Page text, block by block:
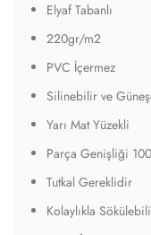
Elyaf Tabanlı
220gr/m2
PVC İçermez
Silinebilir ve
Yarı Mat Yüzekli
Parça Genişliği
Tutkal Gereklidir
Kolaylıkla